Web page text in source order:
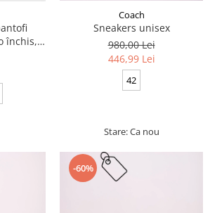
închis,
110
Coach
Sneakers unisex
980,00 Lei
446,99 Lei
42
Stare: Ca nou
-60%